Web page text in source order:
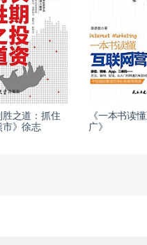
胜之道：抓住
市》徐志
《一本书读
广》